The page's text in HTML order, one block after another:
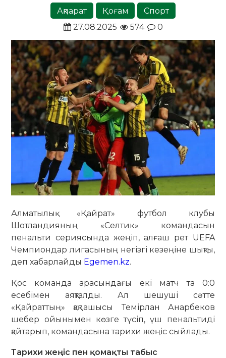
Ақпарат Қоғам
Спорт
27.08.2025
574 0
Алматылық «Қайрат» футбол клубы
Шотландияның «Селтик» командасын
пенальти сериясында жеңіп, алғаш рет UEFA
Чемпиондар лигасының негізгі кезеңіне шықты,
деп хабарлайды Egemen.kz.
Қос команда арасындағы екі матч та 0:0
есебімен аяқталды. Ал шешуші сәтте
«Қайраттың» қақпашысы Темірлан Анарбеков
шебер ойынымен көзге түсіп, үш пенальтиді
қайтарып, командасына тарихи жеңіс сыйлады.
Тарихи жеңіс пен қомақты табыс